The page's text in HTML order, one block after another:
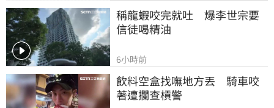
稱龍蝦咬完就吐　爆李世宗要
信徒喝精油
6小時前
飲料空盒找嘸地方丟　騎車咬
著遭攔查槓警